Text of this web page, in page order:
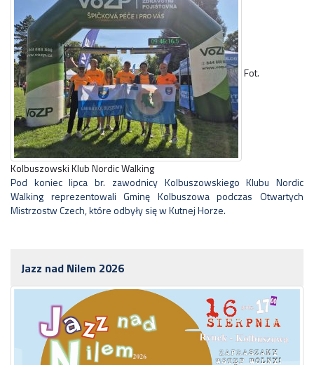
Fot.
Kolbuszowski Klub Nordic Walking
Pod koniec lipca br. zawodnicy Kolbuszowskiego Klubu Nordic
Walking reprezentowali Gminę Kolbuszowa podczas Otwartych
Mistrzostw Czech, które odbyły się w Kutnej Horze.
Jazz nad Nilem 2026